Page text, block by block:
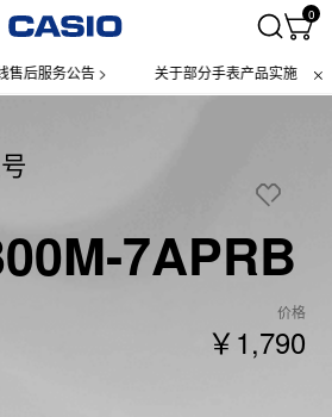
0
服务公告 > 关于部分手表产品实施【一物
7APRB
价格
￥1,790